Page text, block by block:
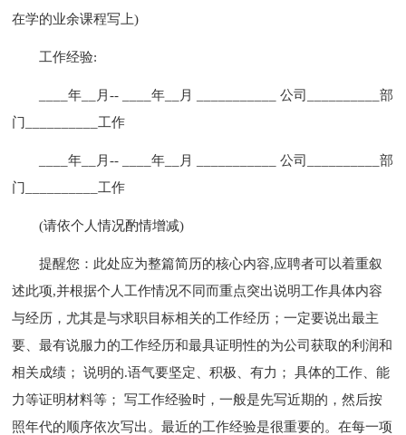
在学的业余课程写上)
工作经验:
____年__月-- ____年__月 ___________ 公司__________部
门__________工作
____年__月-- ____年__月 ___________ 公司__________部
门__________工作
(请依个人情况酌情增减)
提醒您：此处应为整篇简历的核心内容,应聘者可以着重叙
述此项,并根据个人工作情况不同而重点突出说明工作具体内容
与经历，尤其是与求职目标相关的工作经历；一定要说出最主
要、最有说服力的工作经历和最具证明性的为公司获取的利润和
相关成绩； 说明的.语气要坚定、积极、有力； 具体的工作、能
力等证明材料等； 写工作经验时，一般是先写近期的，然后按
照年代的顺序依次写出。最近的工作经验是很重要的。在每一项